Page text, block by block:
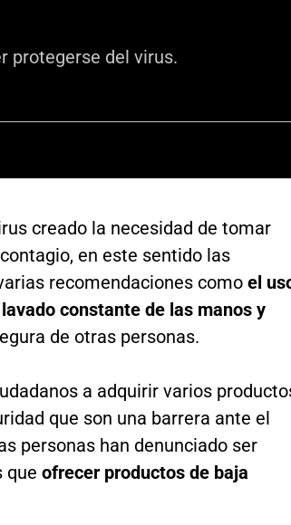
protegerse del virus.
creado la necesidad de tomar
en este sentido las
recomendaciones como el
lavado constante de las manos y
de otras personas.
a adquirir varios
que son una barrera ante el
personas han denunciado ser
que ofrecer productos de baja